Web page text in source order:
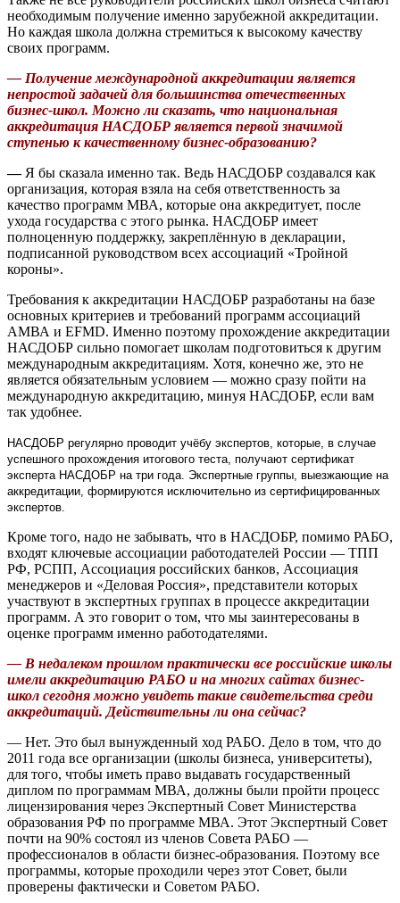
необходимым получение именно зарубежной аккредитации.
Но каждая школа должна стремиться к высокому качеству
своих программ.
— Получение международной аккредитации является
непростой задачей для большинства отечественных
бизнес-школ. Можно ли сказать, что национальная
аккредитация НАСДОБР является первой значимой
ступенью к качественному бизнес-образованию?
— Я бы сказала именно так. Ведь НАСДОБР создавался как
организация, которая взяла на себя ответственность за
качество программ МВА, которые она аккредитует, после
ухода государства с этого рынка. НАСДОБР имеет
полноценную поддержку, закреплённую в декларации,
подписанной руководством всех ассоциаций «Тройной
короны».
Требования к аккредитации НАСДОБР разработаны на базе
основных критериев и требований программ ассоциаций
АМВА и EFMD. Именно поэтому прохождение аккредитации
НАСДОБР сильно помогает школам подготовиться к другим
международным аккредитациям. Хотя, конечно же, это не
является обязательным условием — можно сразу пойти на
международную аккредитацию, минуя НАСДОБР, если вам
так удобнее.
НАСДОБР регулярно проводит учёбу экспертов, которые, в случае
успешного прохождения итогового теста, получают сертификат
эксперта НАСДОБР на три года. Экспертные группы, выезжающие на
аккредитации, формируются исключительно из сертифицированных
экспертов.
Кроме того, надо не забывать, что в НАСДОБР, помимо РАБО,
входят ключевые ассоциации работодателей России — ТПП
РФ, РСПП, Ассоциация российских банков, Ассоциация
менеджеров и «Деловая Россия», представители которых
участвуют в экспертных группах в процессе аккредитации
программ. А это говорит о том, что мы заинтересованы в
оценке программ именно работодателями.
— В недалеком прошлом практически все российские школы
имели аккредитацию РАБО и на многих сайтах бизнес-
школ сегодня можно увидеть такие свидетельства среди
аккредитаций. Действительны ли она сейчас?
— Нет. Это был вынужденный ход РАБО. Дело в том, что до
2011 года все организации (школы бизнеса, университеты),
для того, чтобы иметь право выдавать государственный
диплом по программам МВА, должны были пройти процесс
лицензирования через Экспертный Совет Министерства
образования РФ по программе МВА. Этот Экспертный Совет
почти на 90% состоял из членов Совета РАБО —
профессионалов в области бизнес-образования. Поэтому все
программы, которые проходили через этот Совет, были
проверены фактически и Советом РАБО.